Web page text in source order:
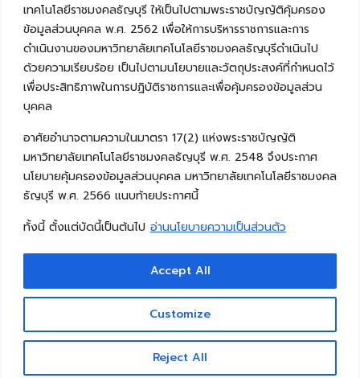
เทคโนโลยีราชมงคลธัญบุรี ให้เป็นไปตามพระราชบัญญัติคุ้มครอง
ข้อมูลส่วนบุคคล พ.ศ. 2562 เพื่อให้การบริหารราชการและการ
ดำเนินงานของมหาวิทยาลัยเทคโนโลยีราชมงคลธัญบุรีดำเนินไป
ด้วยความเรียบร้อย เป็นไปตามนโยบายและวัตถุประสงค์ที่กำหนดไว้
เพื่อประสิทธิภาพในการปฏิบัติราชการและเพื่อคุ้มครองข้อมูลส่วน
บุคคล
อาศัยอำนาจตามความในมาตรา 17(2) แห่งพระราชบัญญัติ
มหาวิทยาลัยเทคโนโลยีราชมงคลธัญบุรี พ.ศ. 2548 จึงประกาศ
นโยบายคุ้มครองข้อมูลส่วนบุคคล มหาวิทยาลัยเทคโนโลยีราชมงคล
ธัญบุรี พ.ศ. 2566 แนบท้ายประกาศนี้
ทั้งนี้ ตั้งแต่บัดนี้เป็นต้นไป อ่านนโยบายความเป็นส่วนตัว
Customize
Reject All
Accept All
Copyright © 2026 คณะวิศวกรรมศาสตร์ มหาวิทยาลัย
เทคโนโลยีราชมงคลธัญบุรี